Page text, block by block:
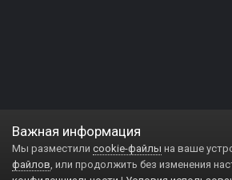
Важная информация
Мы разместили cookie-файлы на ваше
файлов, или продолжить без изменения